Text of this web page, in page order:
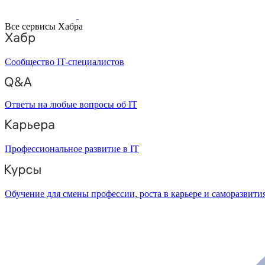
Все сервисы Хабра
Сообщество IT-специалистов
Ответы на любые вопросы об IT
Профессиональное развитие в IT
Обучение для смены профессии, роста в карьере и